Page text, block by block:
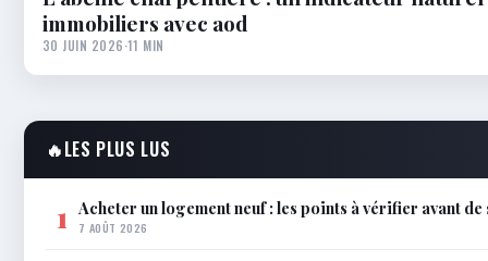
immobiliers avec aod
30 JUIN 2026·11 MIN
🔥LES PLUS LUS
1 Acheter un logement neuf : les points à vérifier avant de
7 AOÛT 2026